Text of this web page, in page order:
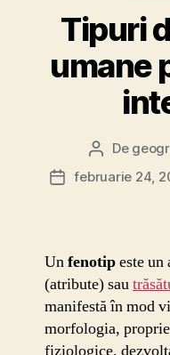
Tipuri
umane
Autor
articol
De
Datăfebruarie 24,
Unfenotipeste un
(atribute) sau
manifestă în mod
morfologia,